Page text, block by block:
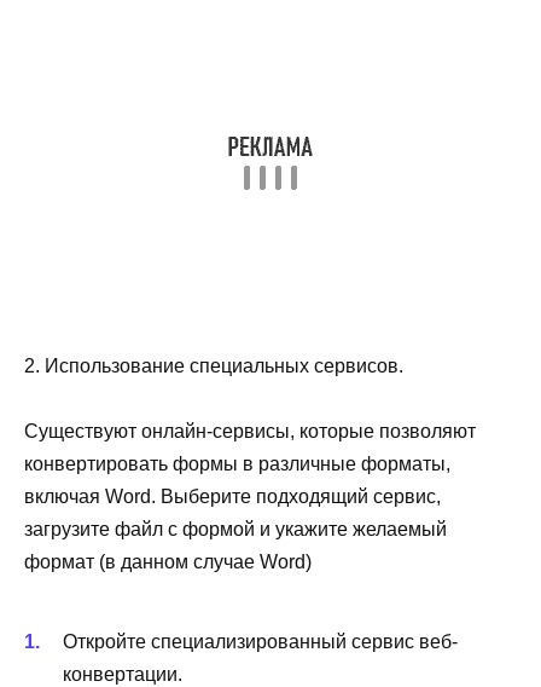
2. Использование специальных сервисов.
Существуют онлайн-сервисы, которые позволяют
конвертировать формы в различные форматы,
включая Word. Выберите подходящий сервис,
загрузите файл с формой и укажите желаемый
формат (в данном случае Word)
Откройте специализированный сервис веб-
конвертации.